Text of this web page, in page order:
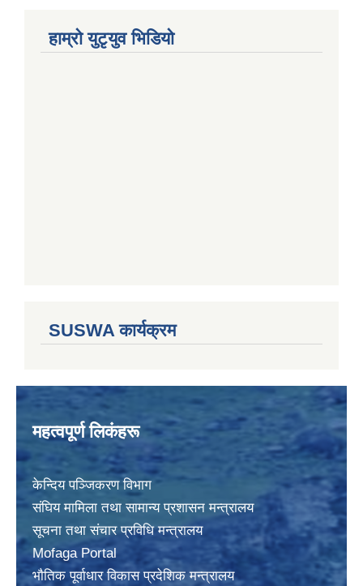
हाम्राे युटृयुव भिडियाे
SUSWA कार्यक्रम
महत्वपूर्ण लिकंहरू
केन्दिय पञ्जिकरण विभाग
संघिय मामिला तथा सामान्य प्रशासन मन्त्रालय
सूचना तथा संचार प्रविधि मन्त्रालय
Mofaga Portal
भाैतिक पूर्वाधार विकास प्रदेशिक मन्त्रालय